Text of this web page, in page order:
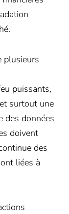
plusieurs
puissants,
surtout une
des données
doivent
des
liées à